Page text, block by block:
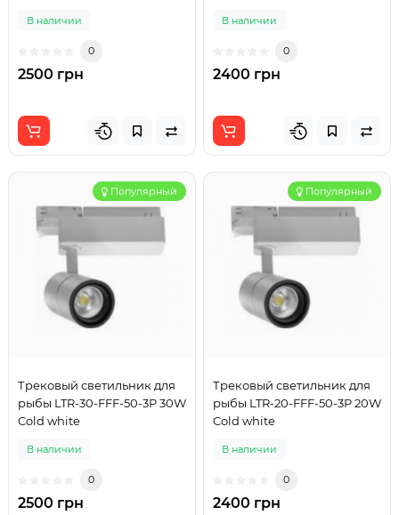
В наличии
0
2500 грн
В наличии
0
2400 грн
Популярный
Трековый светильник для
рыбы LTR-30-FFF-50-3P 30W
Cold white
В наличии
0
2500 грн
Популярный
Трековый светильник для
рыбы LTR-20-FFF-50-3P 20W
Cold white
В наличии
0
2400 грн